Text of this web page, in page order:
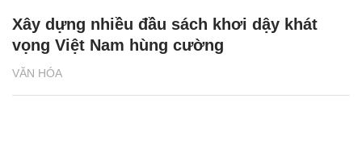
VĂN HÓA
Xây dựng nhiều đầu sách khơi dậy khát
vọng Việt Nam hùng cường